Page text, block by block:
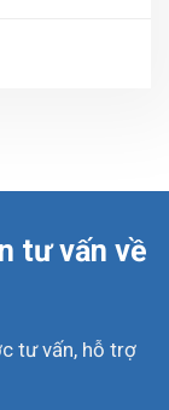
tư vấn về
tư vấn, hỗ trợ